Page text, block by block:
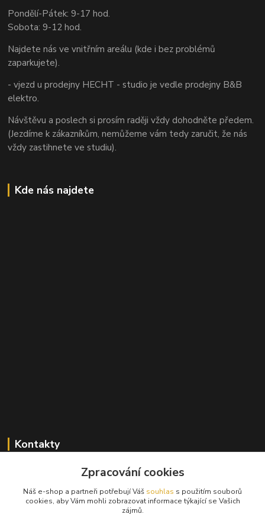
Pondělí-Pátek: 9-17 hod.
Sobota: 9-12 hod.
Najdete nás ve vnitřním areálu (kde i bez problémů
zaparkujete).
- vjezd u prodejny HECHT - studio je vedle prodejny B&B
elektro.
Návštěvu a poslech si prosím raději vždy dohodněte předem.
(Jezdíme k zákazníkům, nemůžeme vám tedy zaručit, že nás
vždy zastihnete ve studiu).
Kde nás najdete
Kontakty
+420 603 824 940
info@hifibazar.online
Zpracování cookies
Náš e-shop a partneři potřebují Váš souhlas s použitím souborů
cookies, aby Vám mohli zobrazovat informace týkající se Vašich
zájmů.